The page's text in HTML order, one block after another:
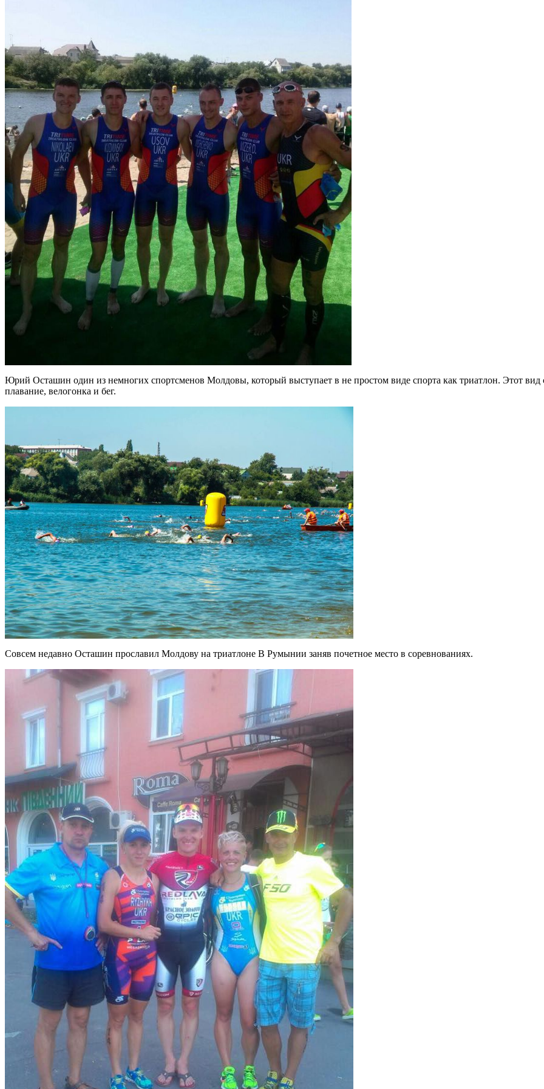
Юрий Осташин один из немногих спортсменов Молдовы, который выступает в не простом виде спорта как триатлон. Этот вид
плавание, велогонка и бег.
Совсем недавно Осташин прославил Молдову на триатлоне В Румынии заняв почетное место в соревнованиях.